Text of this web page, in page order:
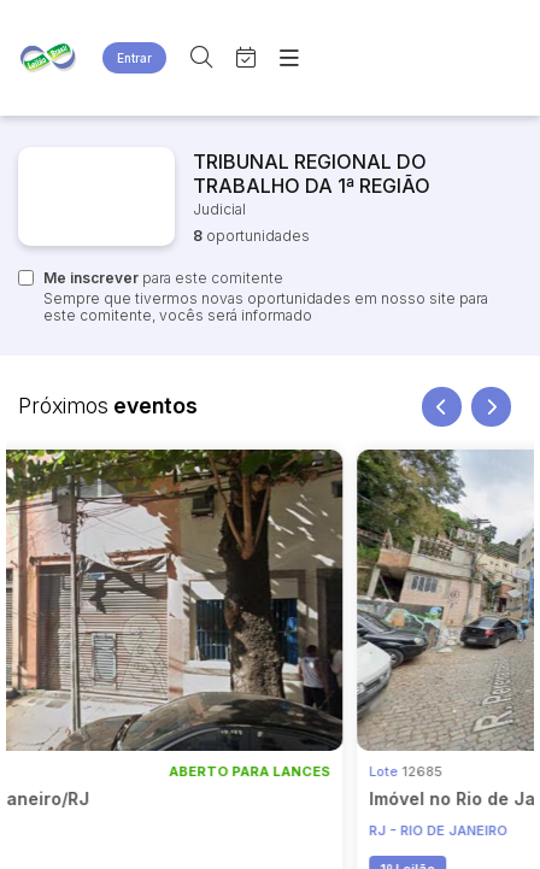
Entrar
Criar conta Entrar
Site
Busca por categoria
Subcategoria
Estados Cidade
Judiciais Extrajudiciais
Faixa de valor
R$ até R$
Pesquisar
TRIBUNAL REGIONAL DO
TRABALHO DA 1ª REGIÃO
Judicial
8 oportunidades
Me inscrever para este comitente
Sempre que tivermos novas oportunidades em nosso site para
este comitente, vocês será informado
Próximos eventos
VENDA DIRETA
ABERTO PARA LANCES
Imóvel no Rio de Janeiro/RJ